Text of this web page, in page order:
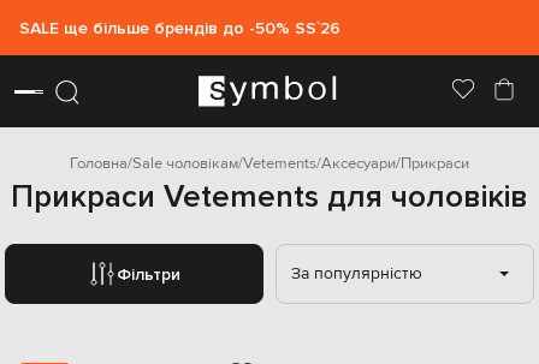
SALE ще більше брендів до -50% SS`26
Головна Sale чоловікам Vetements Аксесуари Прикраси
Прикраси Vetements для чоловіків
Фільтри За популярністю